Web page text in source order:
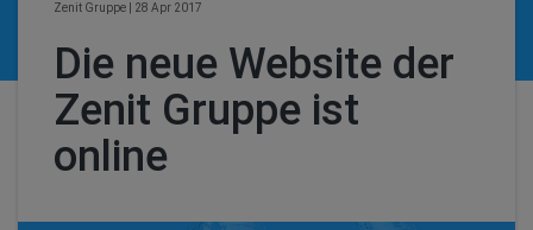
Zenit Gruppe 28 Apr 2017
Die neue Website der
Zenit Gruppe ist
online